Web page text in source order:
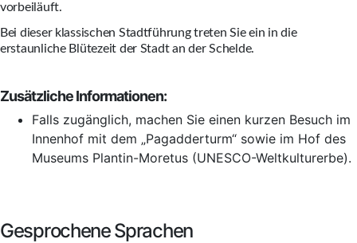
vorbeiläuft.
Bei dieser klassischen Stadtführung treten Sie ein in die
erstaunliche Blütezeit der Stadt an der Schelde.
Zusätzliche Informationen:
Falls zugänglich, machen Sie einen kurzen Besuch im
Innenhof mit dem „Pagadderturm“ sowie im Hof des
Museums Plantin-Moretus (UNESCO-Weltkulturerbe).
Gesprochene Sprachen